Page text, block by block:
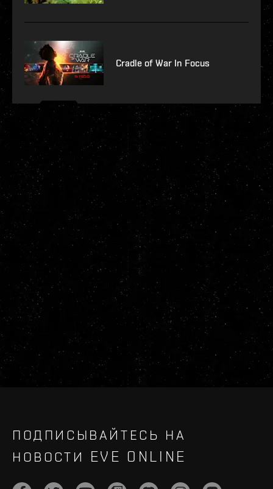
Cradle of War In Focus
ПОДПИСЫВАЙТЕСЬ НА
НОВОСТИ EVE ONLINE